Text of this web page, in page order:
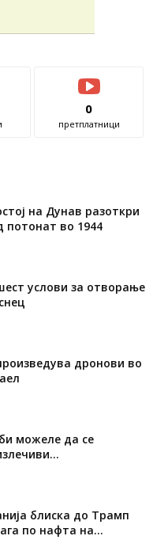
0
претплатници
на Дунав разоткри
потонат во 1944
услови за отворање
дронови во
можеле да се
блиска до Трамп
по нафта на...